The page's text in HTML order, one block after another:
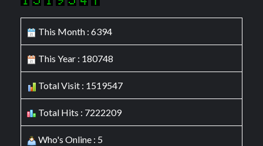
This Month : 6394
This Year : 180748
Total Visit : 1519547
Total Hits : 7222209
Who's Online : 5